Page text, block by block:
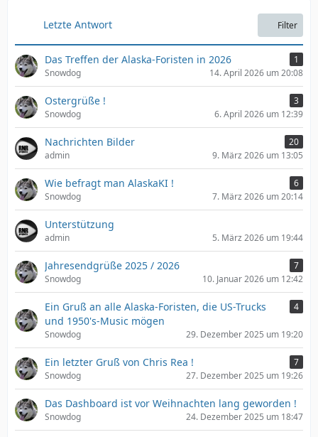
Letzte Antwort Filter
Das Treffen der Alaska-Foristen in 2026
1
Snowdog
14. April 2026 um 20:08
Ostergrüße !
3
Snowdog
6. April 2026 um 12:39
Nachrichten Bilder
20
admin
9. März 2026 um 13:05
Wie befragt man AlaskaKI !
6
Snowdog
7. März 2026 um 20:14
Unterstützung
admin 5. März 2026 um 19:44
Jahresendgrüße 2025 / 2026
7
Snowdog
10. Januar 2026 um 12:42
Ein Gruß an alle Alaska-Foristen, die US-Trucks
und 1950's-Music mögen
4
Snowdog 29. Dezember 2025 um 19:20
Ein letzter Gruß von Chris Rea !
7
Snowdog
27. Dezember 2025 um 19:26
Das Dashboard ist vor Weihnachten lang geworden !
Snowdog 24. Dezember 2025 um 18:47